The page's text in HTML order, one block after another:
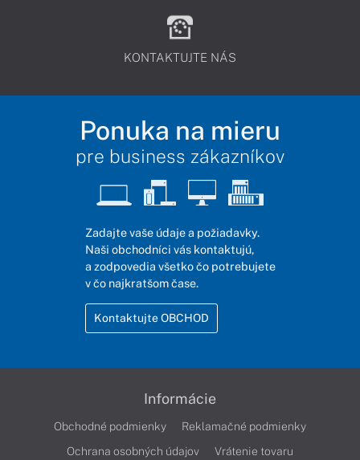
KONTAKTUJTE NÁS
Ponuka na mieru
pre business zákazníkov
Zadajte vaše údaje a požiadavky.
Naši obchodníci vás kontaktujú,
a zodpovedia všetko čo potrebujete
v čo najkratšom čase.
Kontaktujte OBCHOD
Informácie
Obchodné podmienky
Reklamačné podmienky
Ochrana osobných údajov
Vrátenie tovaru